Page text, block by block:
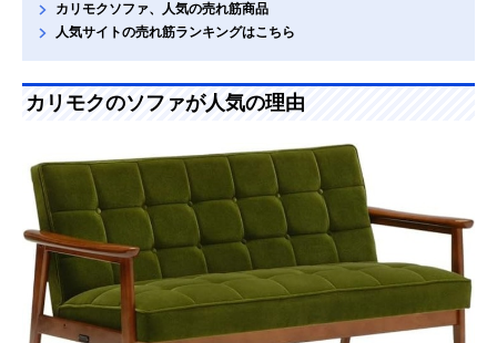
カリモクソファ、人気の売れ筋商品
人気サイトの売れ筋ランキングはこちら
カリモクのソファが人気の理由